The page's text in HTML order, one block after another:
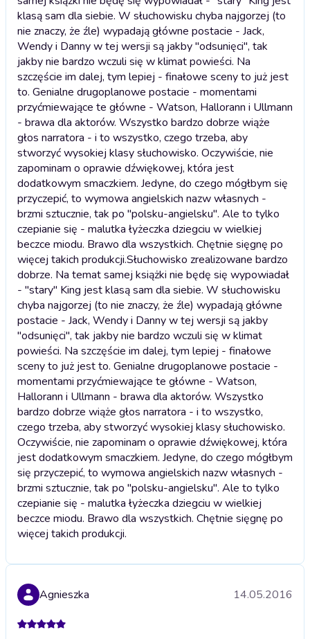
klasą sam dla siebie. W słuchowisku chyba najgorzej (to
nie znaczy, że źle) wypadają główne postacie - Jack,
Wendy i Danny w tej wersji są jakby "odsunięci", tak
jakby nie bardzo wczuli się w klimat powieści. Na
szczęście im dalej, tym lepiej - finałowe sceny to już jest
to. Genialne drugoplanowe postacie - momentami
przyćmiewające te główne - Watson, Hallorann i Ullmann
- brawa dla aktorów. Wszystko bardzo dobrze wiąże
głos narratora - i to wszystko, czego trzeba, aby
stworzyć wysokiej klasy słuchowisko. Oczywiście, nie
zapominam o oprawie dźwiękowej, która jest
dodatkowym smaczkiem. Jedyne, do czego mógłbym się
przyczepić, to wymowa angielskich nazw własnych -
brzmi sztucznie, tak po "polsku-angielsku". Ale to tylko
czepianie się - malutka łyżeczka dziegciu w wielkiej
beczce miodu. Brawo dla wszystkich. Chętnie sięgnę po
więcej takich produkcji.Słuchowisko zrealizowane bardzo
dobrze. Na temat samej książki nie będę się wypowiadał
- "stary" King jest klasą sam dla siebie. W słuchowisku
chyba najgorzej (to nie znaczy, że źle) wypadają główne
postacie - Jack, Wendy i Danny w tej wersji są jakby
"odsunięci", tak jakby nie bardzo wczuli się w klimat
powieści. Na szczęście im dalej, tym lepiej - finałowe
sceny to już jest to. Genialne drugoplanowe postacie -
momentami przyćmiewające te główne - Watson,
Hallorann i Ullmann - brawa dla aktorów. Wszystko
bardzo dobrze wiąże głos narratora - i to wszystko,
czego trzeba, aby stworzyć wysokiej klasy słuchowisko.
Oczywiście, nie zapominam o oprawie dźwiękowej, która
jest dodatkowym smaczkiem. Jedyne, do czego mógłbym
się przyczepić, to wymowa angielskich nazw własnych -
brzmi sztucznie, tak po "polsku-angielsku". Ale to tylko
czepianie się - malutka łyżeczka dziegciu w wielkiej
beczce miodu. Brawo dla wszystkich. Chętnie sięgnę po
więcej takich produkcji.
Agnieszka 14.05.2016